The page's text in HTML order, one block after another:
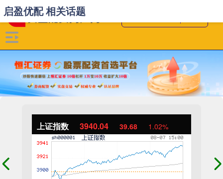
上证指数 3940.04 39.68 1.02%
启盈优配 相关话题